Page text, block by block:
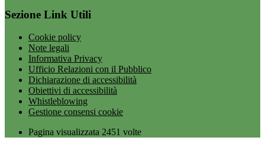
Sezione Link Utili
Cookie policy
Note legali
Informativa Privacy
Ufficio Relazioni con il Pubblico
Dichiarazione di accessibilità
Obiettivi di accessibilità
Whistleblowing
Gestione consensi cookie
Pagina visualizzata 2451 volte